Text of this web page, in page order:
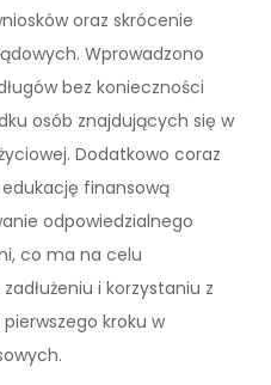
oraz skrócenie
Wprowadzono
bez konieczności
osób znajdujących się w
Dodatkowo coraz
edukację finansową
odpowiedzialnego
co ma na celu
i korzystaniu z
kroku w